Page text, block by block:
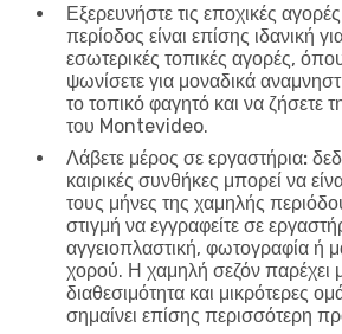
Εξερευνήστε τις εποχικές
περίοδος είναι επίσης ιδανική
εσωτερικές τοπικές αγορές,
ψωνίσετε για μοναδικά
το τοπικό φαγητό και να ζήσετε
του Montevideo.
Λάβετε μέρος σε εργαστήρια:
καιρικές συνθήκες μπορεί να
τους μήνες της χαμηλής
στιγμή να εγγραφείτε σε
αγγειοπλαστική, φωτογραφία ή
χορού. Η χαμηλή σεζόν παρέχει
διαθεσιμότητα και μικρότερες
σημαίνει επίσης περισσότερη